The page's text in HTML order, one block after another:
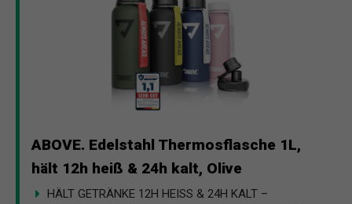
ABOVE. Edelstahl Thermosflasche 1L,
hält 12h heiß & 24h kalt, Olive
HÄLT GETRÄNKE 12H HEISS & 24H KALT –